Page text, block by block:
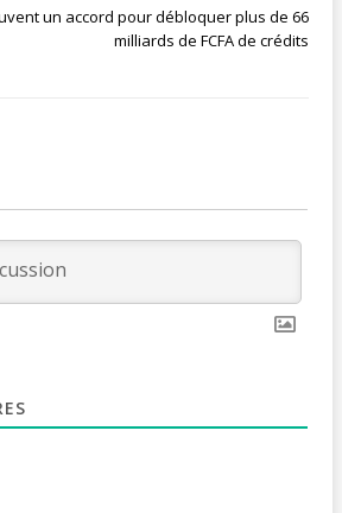
un accord pour débloquer plus de 66
milliards de FCFA de crédits